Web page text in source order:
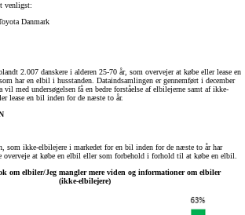
venligst:
Danmark
2.007 danskere i alderen 25-70 år, som overvejer at købe eller lease en
har en elbil i husstanden. Dataindsamlingen er gennemført i december
med undersøgelsen få en bedre forståelse af elbilejerne samt af ikke-
lease en bil inden for de næste to år.
som ikke-elbilejere i markedet for en bil inden for de næste to år har
at købe en elbil eller som forbehold i forhold til at købe en elbil.
om elbiler/Jeg mangler mere viden og informationer om elbiler
(ikke-elbilejere)